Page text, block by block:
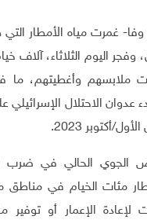
غزة 24-2-2026 وفا- غمرت مياه الأمطار
اليوم الثلاثاء، آلاف
ملابسهم وأغطيتهم، ما
عدوان الاحتلال
الأول/أكتوبر 2023 .
الجوي الحالي في ضرب
مئات الخيام في
لإعادة الإعمار أو توفير